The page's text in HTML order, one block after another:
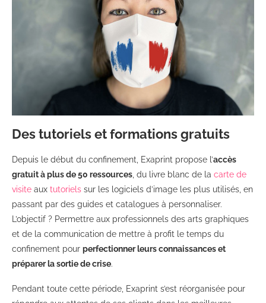
Des tutoriels et formations gratuits
Depuis le début du confinement, Exaprint propose l’accès
gratuit à plus de 50 ressources , du livre blanc de la carte de
visite aux tutoriels sur les logiciels d’image les plus utilisés, en
passant par des guides et catalogues à personnaliser.
L’objectif ? Permettre aux professionnels des arts graphiques
et de la communication de mettre à profit le temps du
confinement pour perfectionner leurs connaissances et
préparer la sortie de crise.
Pendant toute cette période, Exaprint s’est réorganisée pour